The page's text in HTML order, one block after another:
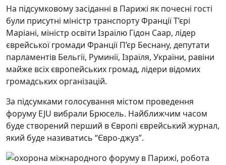
На підсумковому засіданні в Парижі як почесні гості
були присутні міністр транспорту Франції Т’єрі
Маріані, міністр освіти Ізраїлю Гідон Саар, лідер
єврейської громади Франції П’єр Беснану, депутати
парламентів Бельгії, Руминії, Ізраїля, України, равіни
майже всіх європейських громад, лідери відомих
громадських організацій.
За підсумками голосування містом проведення
форуму EJU вибрали Брюсель. Найближчим часом
буде створений перший в Європі єврейський журнал,
який буде називатись “Євро-джуз”.